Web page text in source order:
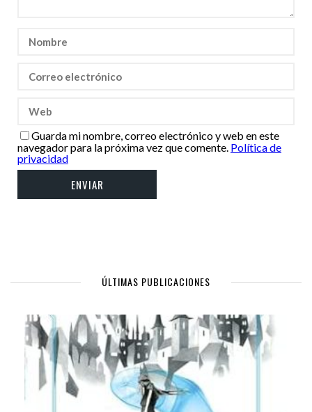
Guarda mi nombre, correo electrónico y web en este
navegador para la próxima vez que comente. Política de
privacidad
ÚLTIMAS PUBLICACIONES